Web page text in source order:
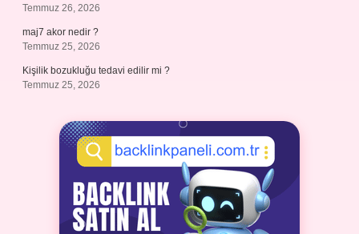
Temmuz 26, 2026
maj7 akor nedir ?
Temmuz 25, 2026
Kişilik bozukluğu tedavi edilir mi ?
Temmuz 25, 2026